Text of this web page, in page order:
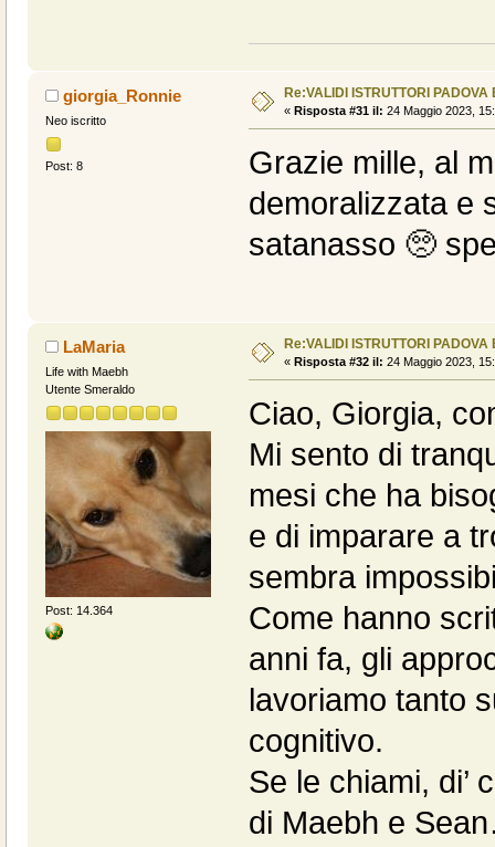
giorgia_Ronnie
Neo iscritto
Post: 8
Re:VALIDI ISTRUTTORI PADOVA
« Risposta #31 il: 24 Maggio 2023,
Grazie mille, al
demoralizzata e
satanasso 🥺
LaMaria
Life with Maebh
Utente Smeraldo
Post: 14.364
Re:VALIDI ISTRUTTORI PADOVA
« Risposta #32 il: 24 Maggio 2023,
Ciao, Giorgia,
Mi sento di
mesi che ha
e di imparare a
sembra
Come hanno
anni fa, gli
lavoriamo tanto
cognitivo.
Se le chiami, di’
di Maebh e